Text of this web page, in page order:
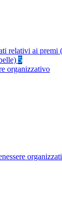
relativi ai premi
5
organizzativo